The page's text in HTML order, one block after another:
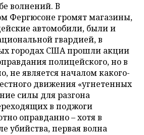
волнений. В
Фергюсоне громят магазины,
автомобили, были и
гвардией, в
городах США прошли акции
полицейского, но в
не является началом какого-
движения «угнетенных
силы для разгона
в поджоги
оправданно – хотя в
убийства, первая волна